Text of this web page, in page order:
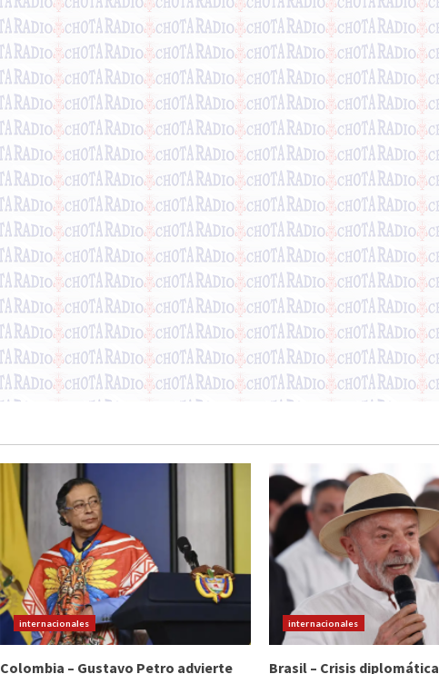
internacionales
Colombia – Gustavo Petro advierte
internacionales
Brasil – Crisis